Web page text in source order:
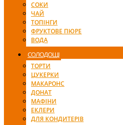
СОКИ
ЧАЙ
ТОПІНГИ
ФРУКТОВЕ ПЮРЕ
ВОДА
СОЛОДОЩІ
ТОРТИ
ЦУКЕРКИ
МАКАРОНС
ДОНАТ
МАФІНИ
ЕКЛЕРИ
ДЛЯ КОНДИТЕРІВ